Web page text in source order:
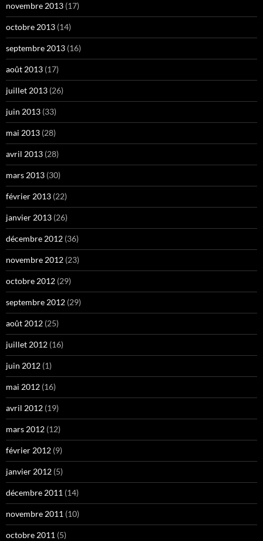
novembre 2013 (17)
octobre 2013 (14)
septembre 2013 (16)
août 2013 (17)
juillet 2013 (26)
juin 2013 (33)
mai 2013 (28)
avril 2013 (28)
mars 2013 (30)
février 2013 (22)
janvier 2013 (26)
décembre 2012 (36)
novembre 2012 (23)
octobre 2012 (29)
septembre 2012 (29)
août 2012 (25)
juillet 2012 (16)
juin 2012 (1)
mai 2012 (16)
avril 2012 (19)
mars 2012 (12)
février 2012 (9)
janvier 2012 (5)
décembre 2011 (14)
novembre 2011 (10)
octobre 2011 (5)